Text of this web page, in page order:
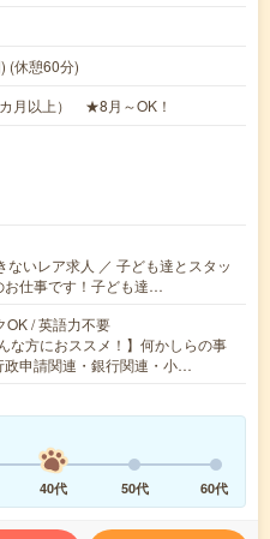
(休憩60分)
カ月以上） ★8月～OK！
ないレア求人 ／ 子ども達とスタッ
お仕事です！子ども達…
OK / 英語力不要
な方におススメ！】何かしらの事
政申請関連・銀行関連・小…
40代 50代 60代